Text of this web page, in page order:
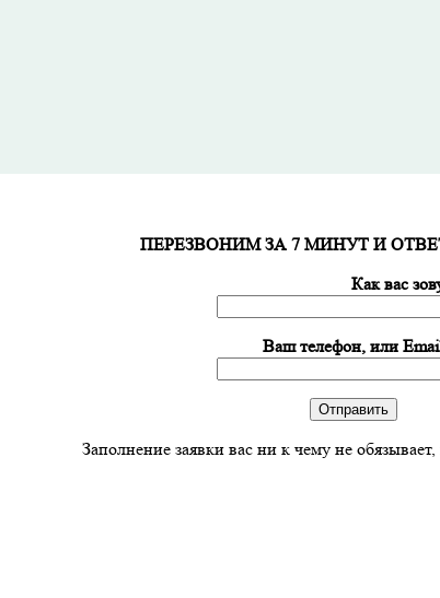
ПЕРЕЗВОНИМ ЗА 7 МИНУТ И
Как вас
Ваш телефон, или
Заполнение заявки вас ни к чему не